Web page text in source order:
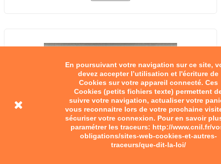
En poursuivant votre navigation sur ce site,
devez accepter l’utilisation et l'écriture de
Cookies sur votre appareil connecté. Ces
Cookies (petits fichiers texte) permettent
suivre votre navigation, actualiser votre
vous reconnaitre lors de votre prochaine
sécuriser votre connexion. Pour en savoir
paramétrer les traceurs: http://www.cnil.fr/
obligations/sites-web-cookies-et-autres-
traceurs/que-dit-la-loi/